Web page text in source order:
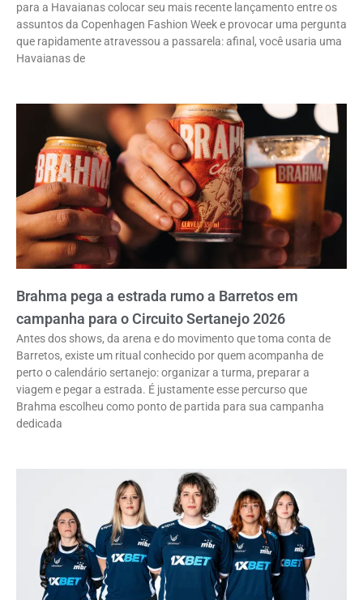
para a Havaianas colocar seu mais recente lançamento entre os
assuntos da Copenhagen Fashion Week e provocar uma pergunta
que rapidamente atravessou a passarela: afinal, você usaria uma
Havaianas de
Brahma pega a estrada rumo a Barretos em
campanha para o Circuito Sertanejo 2026
Antes dos shows, da arena e do movimento que toma conta de
Barretos, existe um ritual conhecido por quem acompanha de
perto o calendário sertanejo: organizar a turma, preparar a
viagem e pegar a estrada. É justamente esse percurso que
Brahma escolheu como ponto de partida para sua campanha
dedicada